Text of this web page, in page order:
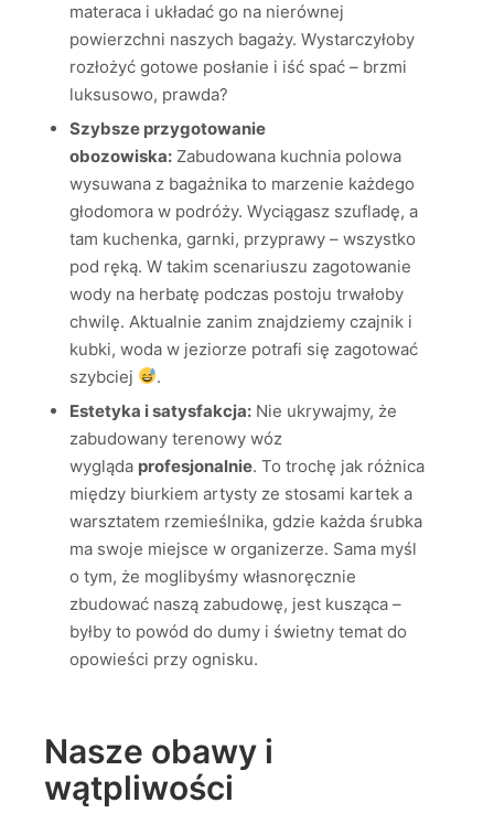
materaca i układać go na nierównej
powierzchni naszych bagaży. Wystarczyłoby
rozłożyć gotowe posłanie i iść spać – brzmi
luksusowo, prawda?
Szybsze przygotowanie
obozowiska:Zabudowana kuchnia polowa
wysuwana z bagażnika to marzenie każdego
głodomora w podróży. Wyciągasz szufladę, a
tam kuchenka, garnki, przyprawy – wszystko
pod ręką. W takim scenariuszu zagotowanie
wody na herbatę podczas postoju trwałoby
chwilę. Aktualnie zanim znajdziemy czajnik i
kubki, woda w jeziorze potrafi się zagotować
szybciej
.
Estetyka i satysfakcja:Nie ukrywajmy, że
zabudowany terenowy wóz
wygląda profesjonalnie. To trochę jak różnica
między biurkiem artysty ze stosami kartek a
warsztatem rzemieślnika, gdzie każda śrubka
ma swoje miejsce w organizerze. Sama myśl
o tym, że moglibyśmy własnoręcznie
zbudować naszą zabudowę, jest kusząca –
byłby to powód do dumy i świetny temat do
opowieści przy ognisku.
Nasze obawy i
wątpliwości